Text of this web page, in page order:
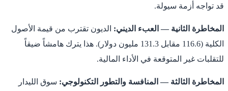
قد تواجه أزمة سيولة.
المخاطرة الثانية — العبء الديني: الديون تقترب من قيمة الأصول
الكلية (116.6 مقابل 131.3 مليون دولار). هذا يترك هامشاً ضيقاً
للتقلبات غير المتوقعة في الأداء المالية.
المخاطرة الثالثة — المنافسة والتطور التكنولوجي: سوق الليدار